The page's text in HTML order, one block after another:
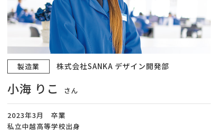
製造業 株式会社SANKA デザイン開発部
小海 りこ さん
2023年3月 卒業
私立中越高等学校出身